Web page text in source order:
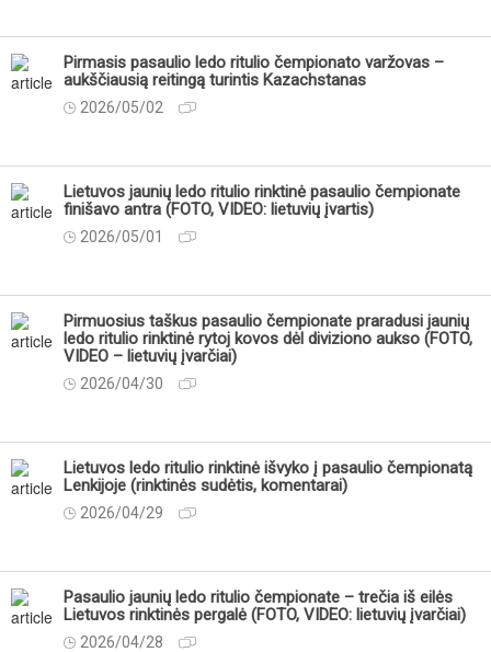
Pirmasis pasaulio ledo ritulio čempionato varžovas –
aukščiausią reitingą turintis Kazachstanas
2026/05/02
Lietuvos jaunių ledo ritulio rinktinė pasaulio čempionate
finišavo antra (FOTO, VIDEO: lietuvių įvartis)
2026/05/01
Pirmuosius taškus pasaulio čempionate praradusi jaunių
ledo ritulio rinktinė rytoj kovos dėl diviziono aukso (FOTO,
VIDEO – lietuvių įvarčiai)
2026/04/30
Lietuvos ledo ritulio rinktinė išvyko į pasaulio čempionatą
Lenkijoje (rinktinės sudėtis, komentarai)
2026/04/29
Pasaulio jaunių ledo ritulio čempionate – trečia iš eilės
Lietuvos rinktinės pergalė (FOTO, VIDEO: lietuvių įvarčiai)
2026/04/28